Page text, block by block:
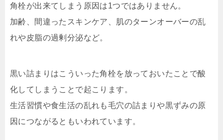
角栓が出来てしまう原因は1つではありません。
加齢、間違ったスキンケア、肌のターンオーバーの乱
れや皮脂の過剰分泌など。
黒い詰まりはこういった角栓を放っておいたことで酸
化してしまうことで起こります。
生活習慣や食生活の乱れも毛穴の詰まりや黒ずみの原
因につながるともいわれています。